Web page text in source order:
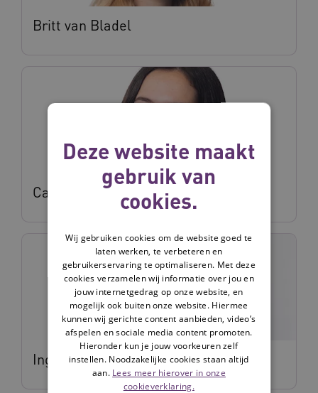
Britt van Bladel
Carmen Arensman
Inge Redeker
Deze website maakt
gebruik van
cookies.
Wij gebruiken cookies om de website goed te
laten werken, te verbeteren en
gebruikerservaring te optimaliseren. Met deze
cookies verzamelen wij informatie over jou en
jouw internetgedrag op onze website, en
mogelijk ook buiten onze website. Hiermee
kunnen wij gerichte content aanbieden, video’s
afspelen en sociale media content promoten.
Hieronder kun je jouw voorkeuren zelf
instellen. Noodzakelijke cookies staan altijd
aan. Lees meer hierover in onze
cookieverklaring.